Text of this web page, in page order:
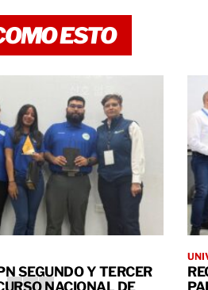
ESTO
SEGUNDO Y TERCER
NACIONAL DE